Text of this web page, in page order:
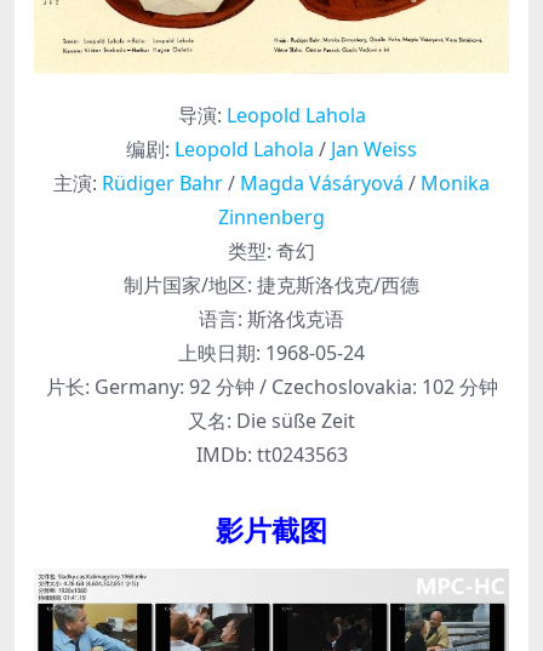
导演: Leopold Lahola
编剧: Leopold Lahola / Jan Weiss
主演: Rüdiger Bahr/ Magda Vásáryová / Monika
Zinnenberg
类型: 奇幻
制片国家/地区: 捷克斯洛伐克/西德
语言: 斯洛伐克语
上映日期: 1968-05-24
片长: Germany: 92 分钟 / Czechoslovakia: 102 分钟
又名: Die süße Zeit
IMDb: tt0243563
影片截图